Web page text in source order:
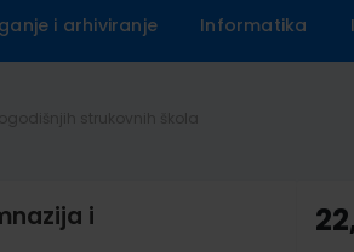
i arhiviranje Informatika
i